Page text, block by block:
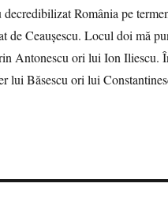
decredibilizat România pe
de Ceauşescu. Locul doi mă
Antonescu ori lui Ion Iliescu.
lui Băsescu ori lui